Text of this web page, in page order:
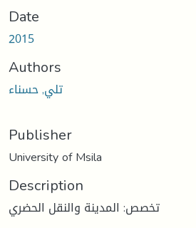
Date
2015
Authors
تلي, حسناء
Publisher
University of Msila
Description
تخصص: المدينة والنقل الحضري